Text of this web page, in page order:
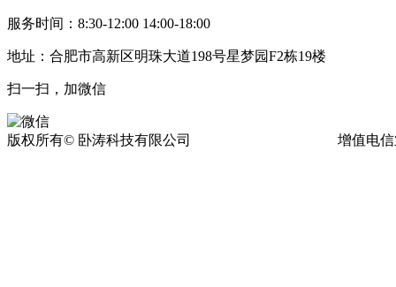
服务时间：8:30-12:00 14:00-18:00
地址：合肥市高新区明珠大道198号星梦园F2栋19楼
扫一扫，加微信
版权所有© 卧涛科技有限公司 增值电